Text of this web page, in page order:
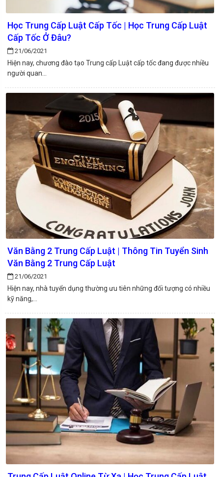
Học Trung Cấp Luật Cấp Tốc | Học Trung Cấp Luật
Cấp Tốc Ở Đâu?
21/06/2021
Hiện nay, chương đào tạo Trung cấp Luật cấp tốc đang được nhiều
người quan...
Văn Bằng 2 Trung Cấp Luật | Thông Tin Tuyển Sinh
Văn Bằng 2 Trung Cấp Luật
21/06/2021
Hiện nay, nhà tuyển dụng thường ưu tiên những đối tượng có nhiều
kỹ năng,...